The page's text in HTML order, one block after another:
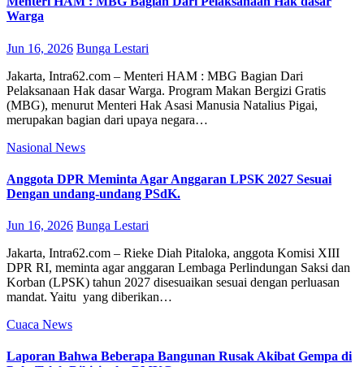
Warga
Jun 16, 2026 Bunga Lestari
Jakarta, Intra62.com – Menteri HAM : MBG Bagian Dari
Pelaksanaan Hak dasar Warga. Program Makan Bergizi Gratis
(MBG), menurut Menteri Hak Asasi Manusia Natalius Pigai,
merupakan bagian dari upaya negara…
Nasional News
Anggota DPR Meminta Agar Anggaran LPSK 2027 Sesuai
Dengan undang-undang PSdK.
Jun 16, 2026 Bunga Lestari
Jakarta, Intra62.com – Rieke Diah Pitaloka, anggota Komisi XIII
DPR RI, meminta agar anggaran Lembaga Perlindungan Saksi dan
Korban (LPSK) tahun 2027 disesuaikan sesuai dengan perluasan
mandat. Yaitu yang diberikan…
Cuaca News
Laporan Bahwa Beberapa Bangunan Rusak Akibat Gempa di